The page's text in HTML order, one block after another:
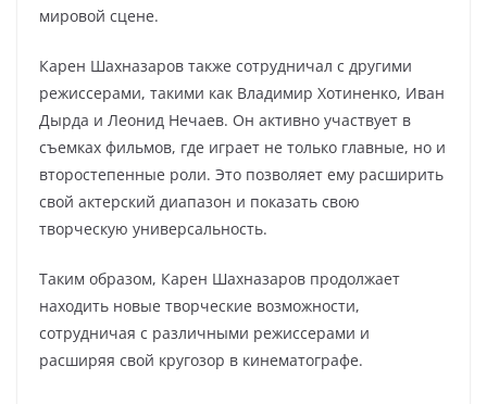
мировой сцене.
Карен Шахназаров также сотрудничал с другими
режиссерами, такими как Владимир Хотиненко, Иван
Дырда и Леонид Нечаев. Он активно участвует в
съемках фильмов, где играет не только главные, но и
второстепенные роли. Это позволяет ему расширить
свой актерский диапазон и показать свою
творческую универсальность.
Таким образом, Карен Шахназаров продолжает
находить новые творческие возможности,
сотрудничая с различными режиссерами и
расширяя свой кругозор в кинематографе.